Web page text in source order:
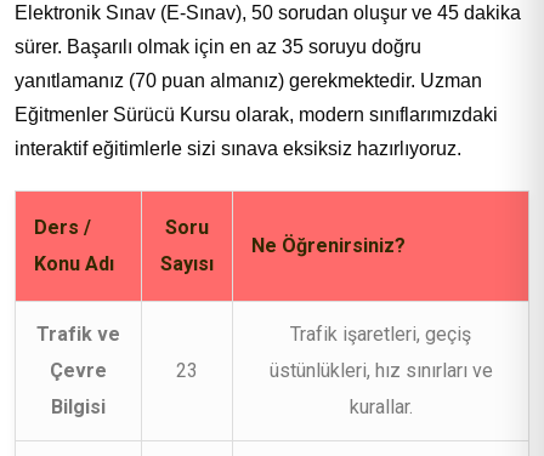
Elektronik Sınav (E-Sınav), 50 sorudan oluşur ve 45 dakika
sürer. Başarılı olmak için en az 35 soruyu doğru
yanıtlamanız (70 puan almanız) gerekmektedir. Uzman
Eğitmenler Sürücü Kursu olarak, modern sınıflarımızdaki
interaktif eğitimlerle sizi sınava eksiksiz hazırlıyoruz.
Ders /
Konu Adı
Soru
Sayısı
Ne Öğrenirsiniz?
Trafik ve
Çevre
Bilgisi
23
Trafik işaretleri, geçiş
üstünlükleri, hız sınırları ve
kurallar.